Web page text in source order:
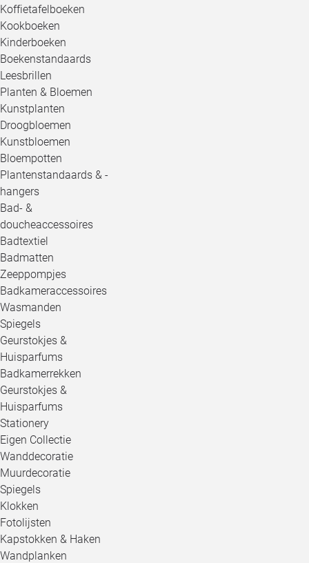
Koffietafelboeken
Kookboeken
Kinderboeken
Boekenstandaards
Leesbrillen
Planten & Bloemen
Kunstplanten
Droogbloemen
Kunstbloemen
Bloempotten
Plantenstandaards & -
hangers
Bad- &
doucheaccessoires
Badtextiel
Badmatten
Zeeppompjes
Badkameraccessoires
Wasmanden
Spiegels
Geurstokjes &
Huisparfums
Badkamerrekken
Geurstokjes &
Huisparfums
Stationery
Eigen Collectie
Wanddecoratie
Muurdecoratie
Spiegels
Klokken
Fotolijsten
Kapstokken & Haken
Wandplanken